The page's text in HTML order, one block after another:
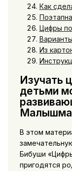
Как
Цифры
Варианты
Из
Изучать
детьми
В этом
Бибуши
пригодятся